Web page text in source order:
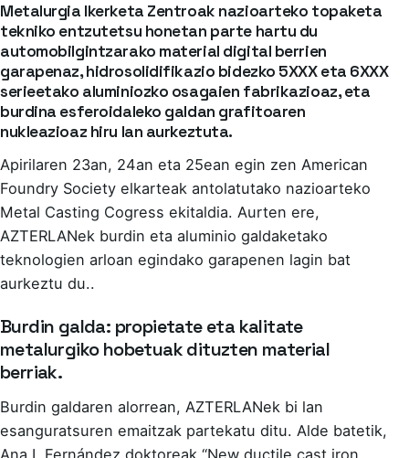
Metalurgia Ikerketa Zentroak nazioarteko topaketa
tekniko entzutetsu honetan parte hartu du
automobilgintzarako material digital berrien
garapenaz, hidrosolidifikazio bidezko 5XXX eta 6XXX
serieetako aluminiozko osagaien fabrikazioaz, eta
burdina esferoidaleko galdan grafitoaren
nukleazioaz hiru lan aurkeztuta.
Apirilaren 23an, 24an eta 25ean egin zen American
Foundry Society elkarteak antolatutako nazioarteko
Metal Casting Cogress ekitaldia. Aurten ere,
AZTERLANek burdin eta aluminio galdaketako
teknologien arloan egindako garapenen lagin bat
aurkeztu du..
Burdin galda: propietate eta kalitate
metalurgiko hobetuak dituzten material
berriak.
Burdin galdaren alorrean, AZTERLANek bi lan
esanguratsuren emaitzak partekatu ditu. Alde batetik,